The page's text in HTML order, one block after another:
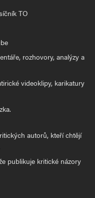
TO
rozhovory, analýzy a
videoklipy, karikatury
autorů, kteří chtějí
publikuje kritické názory